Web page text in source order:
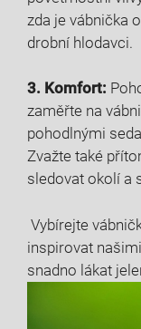
zda je​ vábnička
drobní hlodavci.
3. ⁤Komfort:
zaměřte na⁤
pohodlnými
Zvažte⁢ také
sledovat okolí a
Vybírejte⁤
inspirovat
snadno​ lákat